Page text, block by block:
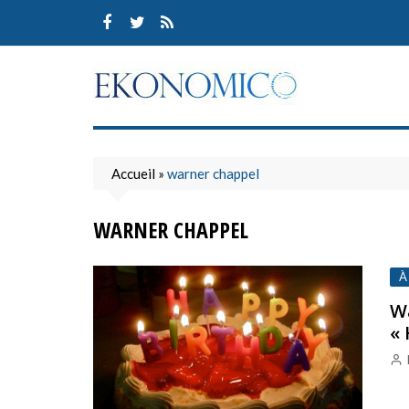
content
Accueil » warner chappel
WARNER CHAPPEL
À
«